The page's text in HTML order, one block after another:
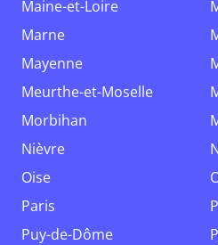
Maine-et-Loire
Marne
Mayenne
Meurthe-et-Moselle
Morbihan
Nièvre
Oise
Paris
Puy-de-Dôme